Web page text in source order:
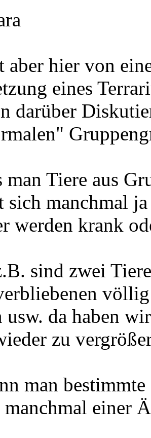
aber hier von
eines
darüber
man Tiere aus
sich manchmal
werden krank
sind zwei
usw. da haben
zu
man
manchmal einer